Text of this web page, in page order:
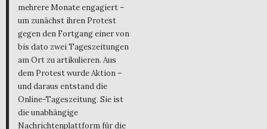
mehrere Monate engagiert –
um zunächst ihren Protest
gegen den Fortgang einer von
bis dato zwei Tageszeitungen
am Ort zu artikulieren. Aus
dem Protest wurde Aktion –
und daraus entstand die
Online-Tageszeitung. Sie ist
die unabhängige
Nachrichtenplattform für die